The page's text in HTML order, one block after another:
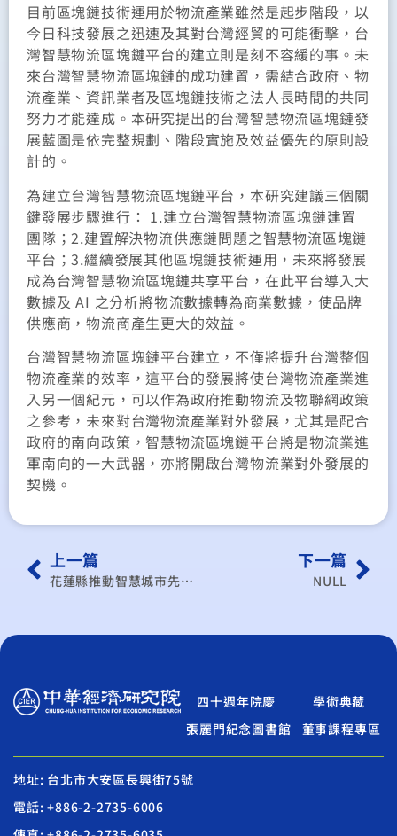
目前區塊鏈技術運用於物流產業雖然是起步階段，以
今日科技發展之迅速及其對台灣經貿的可能衝擊，台
灣智慧物流區塊鏈平台的建立則是刻不容緩的事。未
來台灣智慧物流區塊鏈的成功建置，需結合政府、物
流產業、資訊業者及區塊鏈技術之法人長時間的共同
努力才能達成。本研究提出的台灣智慧物流區塊鏈發
展藍圖是依完整規劃、階段實施及效益優先的原則設
計的。
為建立台灣智慧物流區塊鏈平台，本研究建議三個關
鍵發展步驟進行： 1.建立台灣智慧物流區塊鏈建置
團隊；2.建置解決物流供應鏈問題之智慧物流區塊鏈
平台；3.繼續發展其他區塊鏈技術運用，未來將發展
成為台灣智慧物流區塊鏈共享平台，在此平台導入大
數據及 AI 之分析將物流數據轉為商業數據，使品牌
供應商，物流商產生更大的效益。
台灣智慧物流區塊鏈平台建立，不僅將提升台灣整個
物流產業的效率，這平台的發展將使台灣物流產業進
入另一個紀元，可以作為政府推動物流及物聯網政策
之參考，未來對台灣物流產業對外發展，尤其是配合
政府的南向政策，智慧物流區塊鏈平台將是物流業進
軍南向的一大武器，亦將開啟台灣物流業對外發展的
契機。
上一篇
花蓮縣推動智慧城市先期規劃計畫
下一篇
NULL
四十週年院慶
學術典藏
張麗門紀念圖書館
董事課程專區
地址: 台北市大安區長興街75號
電話: +886-2-2735-6006